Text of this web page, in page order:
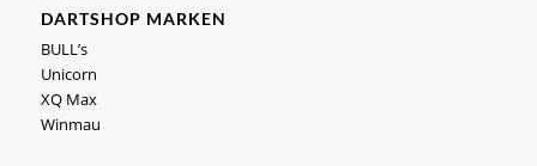
DARTSHOP MARKEN
BULL’s
Unicorn
XQ Max
Winmau